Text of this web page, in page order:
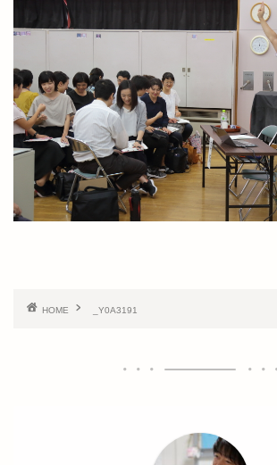
HOME _Y0A3191